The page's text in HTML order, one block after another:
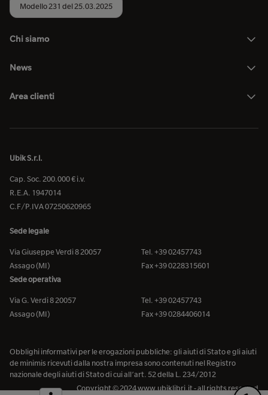
Modello 231 del 25.03.2025
Chi siamo
News
Area clienti
Ubik S.r.l.
Cap. Soc. 200.000 € i.v.
R.E.A. 1947014
C.F/P.IVA 07250620965
Sede legale
Via Giuseppe Verdi 8 20057
Assago (MI)
Tel. +39 02457743
Fax +39 0228315601
Sede operativa
Via G. Verdi 8 20057
Assago (MI)
Tel. +39 02457743
Fax +39 0284406014
Obblighi informativi per le erogazioni pubbliche: gli aiuti di Stato e gli aiuti
de minimis ricevuti dalla nostra impresa sono contenuti nel Registro
nazionale degli aiuti di Stato di cui all’art. 52 della L. 234/2012
Copyright © 2024 www.ubiklibri.it - all rights reserved